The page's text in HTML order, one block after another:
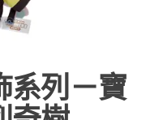
系列－寶